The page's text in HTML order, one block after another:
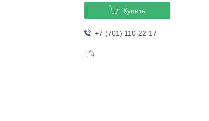
Купить
+7 (701) 110-22-17